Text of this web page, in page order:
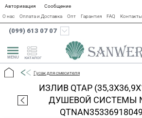
Авторизация
Сообщение
О нас
Оплата и Доставка Опт Гарантия FAQ Контакты
(099) 613 07 07
КАТАЛОГ
Гусак для смесителя
ИЗЛИВ QTAP
ДУШЕВОЙ СИСТЕМЫ